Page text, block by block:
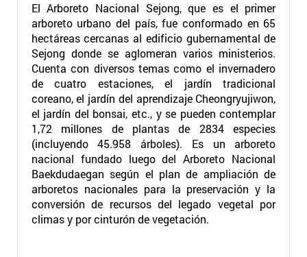
El Arboreto Nacional Sejong, que es el primer
arboreto urbano del país, fue conformado en 65
hectáreas cercanas al edificio gubernamental de
Sejong donde se aglomeran varios ministerios.
Cuenta con diversos temas como el invernadero
de cuatro estaciones, el jardín tradicional
coreano, el jardín del aprendizaje Cheongryujiwon,
el jardín del bonsai, etc., y se pueden contemplar
1,72 millones de plantas de 2834 especies
(incluyendo 45.958 árboles). Es un arboreto
nacional fundado luego del Arboreto Nacional
Baekdudaegan según el plan de ampliación de
arboretos nacionales para la preservación y la
conversión de recursos del legado vegetal por
climas y por cinturón de vegetación.